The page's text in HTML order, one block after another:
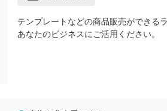
テンプレートなどの商品販売ができる
あなたのビジネスにご活用ください。